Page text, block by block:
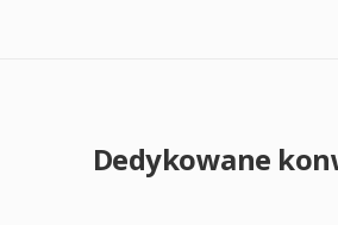
Dedykowane